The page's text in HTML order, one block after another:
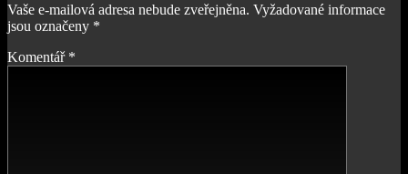
Vaše e-mailová adresa nebude zveřejněna. Vyžadované informace
jsou označeny *
Komentář *